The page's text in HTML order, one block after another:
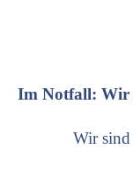
Im Notfall: Wir
Wir